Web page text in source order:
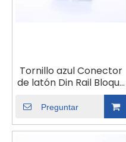
Tornillo azul Conector
de latón Din Rail Bloque
de cobre Terminal
Tierra y bloques
neutros 6p Distribución
de la caja Terminal
Preguntar